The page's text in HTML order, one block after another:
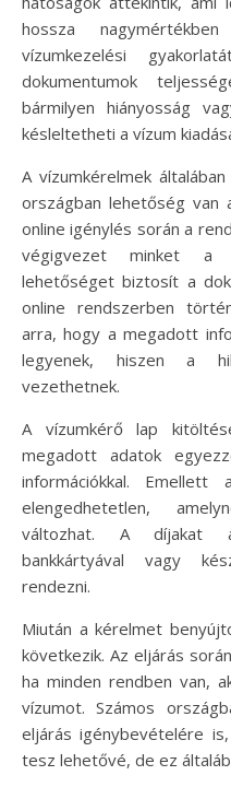
hossza
vízumkezelési
dokumentumok
bármilyen hiányosság
késleltetheti a vízum
A vízumkérelmek
országban lehetőség van
online igénylés során a
végigvezet minket a
lehetőséget biztosít a
online rendszerben
arra, hogy a megadott
legyenek, hiszen a
vezethetnek.
A vízumkérő lap
megadott adatok
információkkal.
elengedhetetlen,
változhat. A díjakat
bankkártyával vagy
rendezni.
Miután a kérelmet
következik. Az eljárás
ha minden rendben van,
vízumot. Számos
eljárás igénybevételére
tesz lehetővé, de ez